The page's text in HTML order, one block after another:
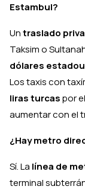
Estambul?
Untraslado
Taksim o
dólares
Los taxis con
liras turcaspor
aumentar con el
¿Hay metro
Sí. La línea de
terminal